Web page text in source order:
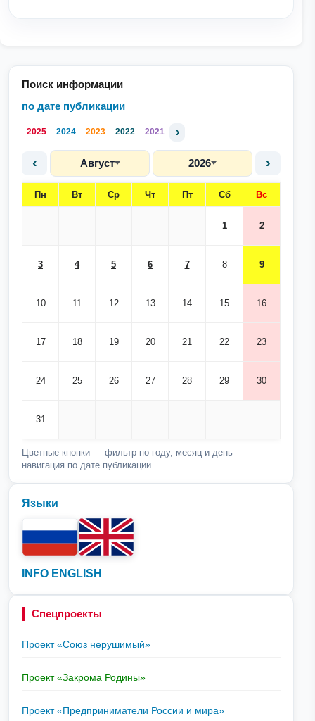
Поиск информации
по дате публикации
2025 2024 2023 2022 2021 ›
‹ Август 2026 ›
Пн Вт Ср Чт Пт Сб Вс
1 2
3 4 5 6 7 8 9
10 11 12 13 14 15 16
17 18 19 20 21 22 23
24 25 26 27 28 29 30
31
Цветные кнопки — фильтр по году, месяц и день —
навигация по дате публикации.
Языки
INFO ENGLISH
Спецпроекты
Проект «Союз нерушимый»
Проект «Закрома Родины»
Проект «Предприниматели России и мира»